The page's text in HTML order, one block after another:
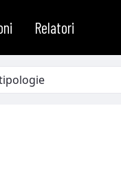
Relatori